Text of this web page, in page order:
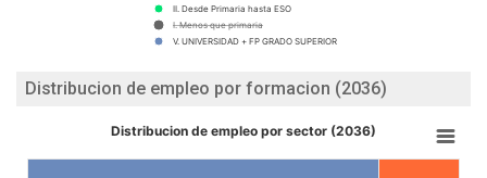
II. Desde Primaria hasta ESO
I. Menos que primaria
V. UNIVERSIDAD + FP GRADO SUPERIOR
Distribucion de empleo por formacion (2036)
Distribucion de empleo por sector (2036)